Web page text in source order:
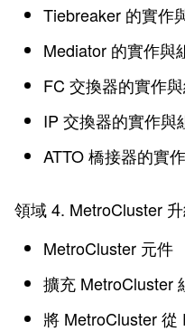
Tiebreaker 的實作
Mediator 的實作與
FC 交換器的實作
IP 交換器的實作與
ATTO 橋接器的實
領域 4. MetroCluster
MetroCluster 元件
擴充 MetroCluster
將 MetroCluster 從